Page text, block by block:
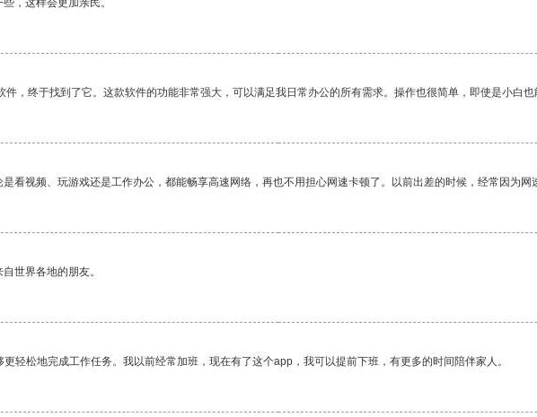
，这样会更加亲民。
，终于找到了它。这款软件的功能非常强大，可以满足我日常办公的所有需求。操作也很简单，即使是小白也
看视频、玩游戏还是工作办公，都能畅享高速网络，再也不用担心网速卡顿了。以前出差的时候，经常因为
世界各地的朋友。
轻松地完成工作任务。我以前经常加班，现在有了这个app，我可以提前下班，有更多的时间陪伴家人。